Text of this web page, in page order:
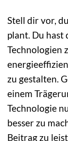
Stell dir vor,
plant. Du hast
Technologien
zu gestalten.
einem
Technologie
besser zu
Beitrag zu